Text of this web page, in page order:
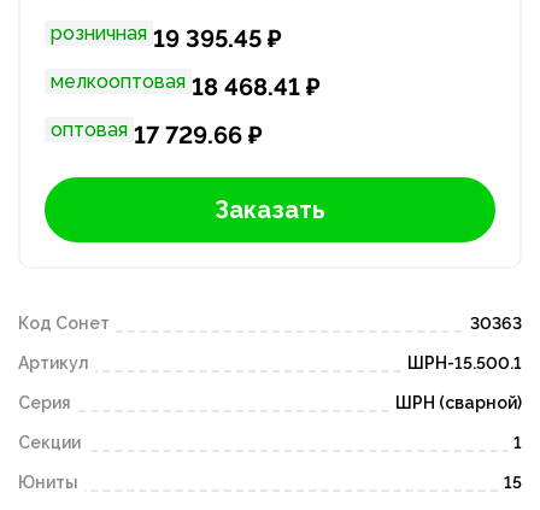
розничная 19 395.45 ₽
мелкооптовая 18 468.41 ₽
оптовая 17 729.66 ₽
Заказать
Код Сонет 30363
Артикул ШРН-15.500.1
Серия ШРН (сварной)
Секции 1
Юниты 15